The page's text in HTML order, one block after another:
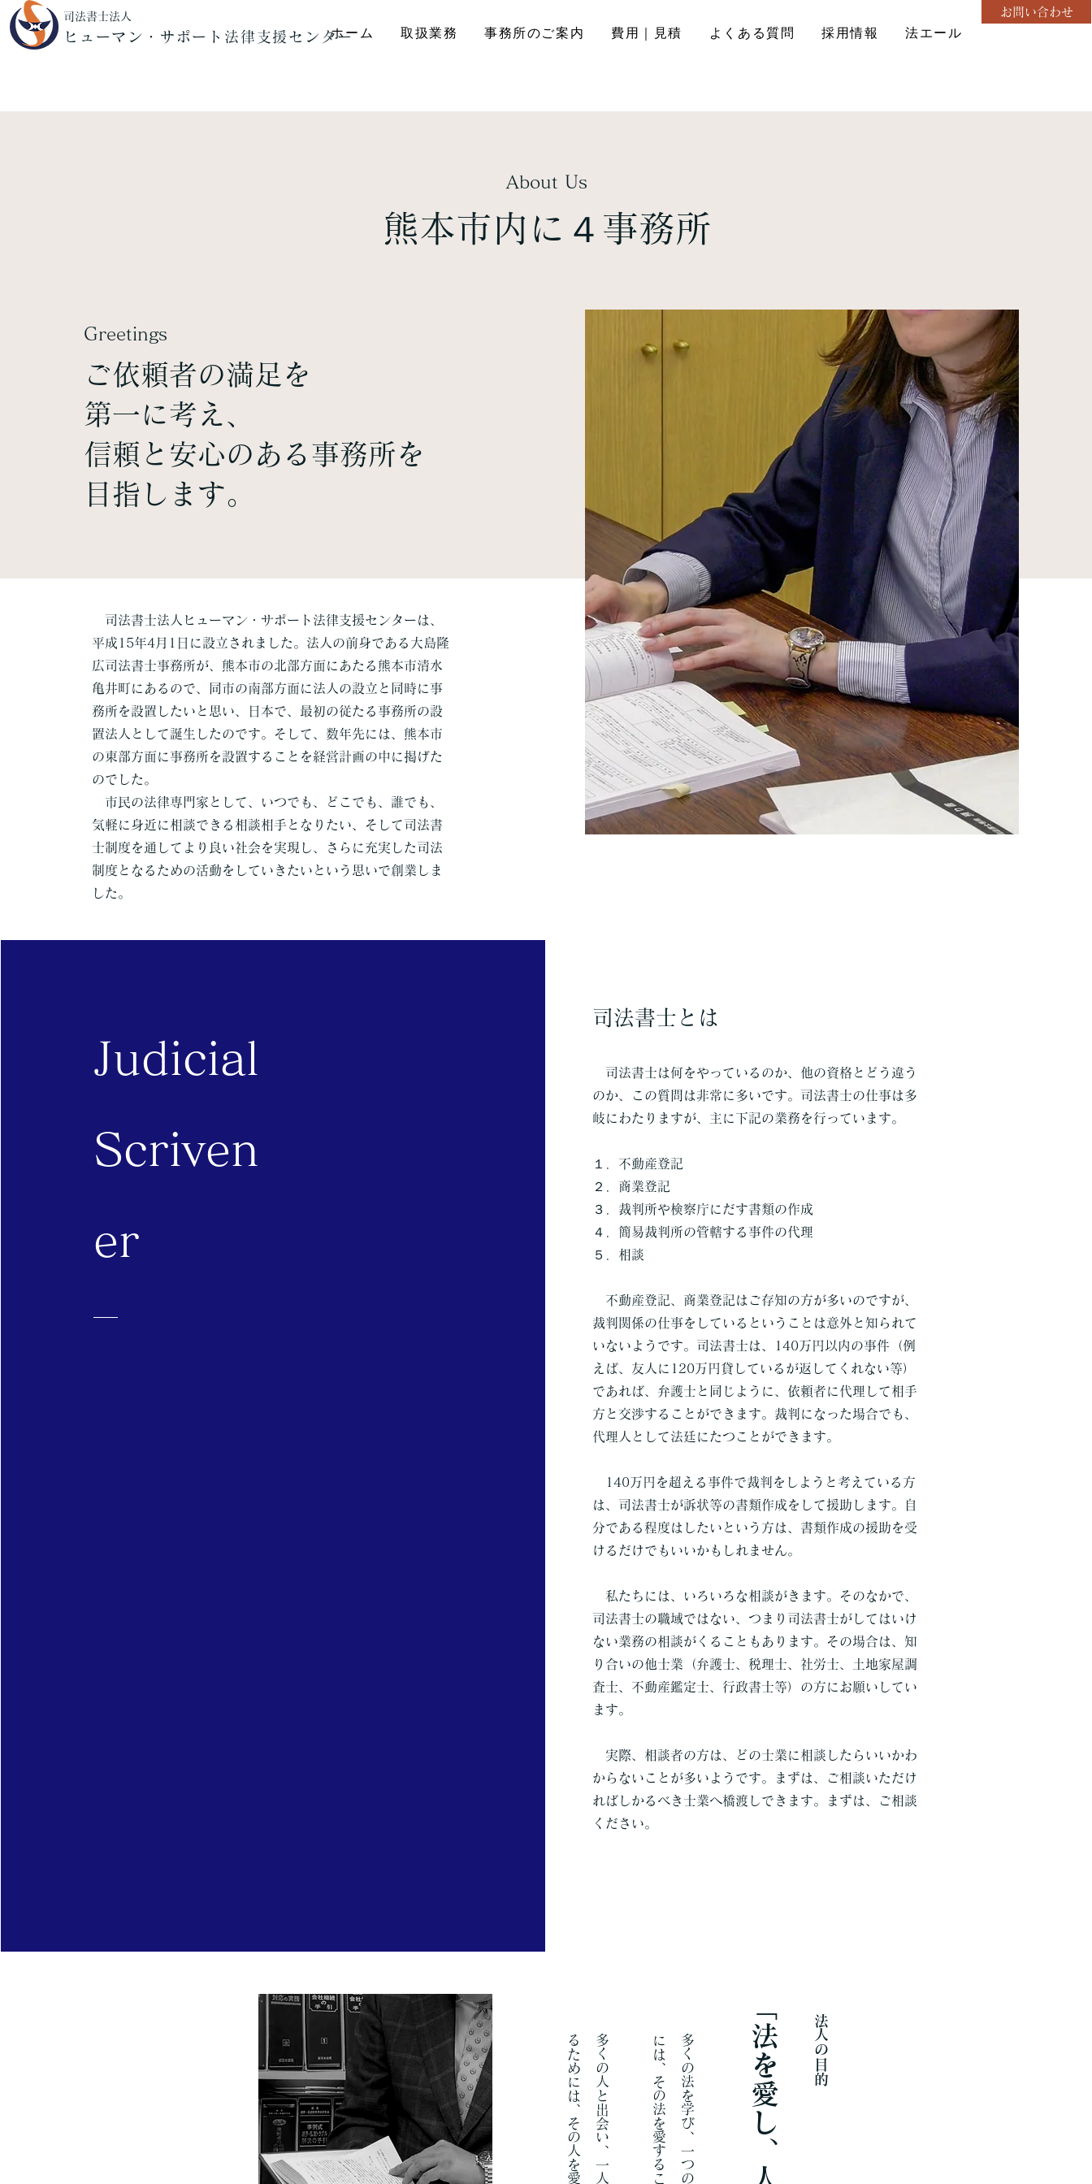
司法書士法人
ヒューマン・サポート法律支援センター
お問い合わせ
ホーム 取扱業務 事務所のご案内 費用｜見積 よくある質問 採用情報 法エール
About Us
熊本市内に４事務所
Greetings
ご依頼者の満足を
第一に考え、
信頼と安心のある事務所を
目指します。
司法書士法人ヒューマン・サポート法律支援センターは、
平成15年4月1日に設立されました。法人の前身である大島隆
広司法書士事務所が、熊本市の北部方面にあたる熊本市清水
亀井町にあるので、同市の南部方面に法人の設立と同時に事
務所を設置したいと思い、日本で、最初の従たる事務所の設
置法人として誕生したのです。そして、数年先には、熊本市
の東部方面に事務所を設置することを経営計画の中に掲げた
のでした。
市民の法律専門家として、いつでも、どこでも、誰でも、
気軽に身近に相談できる相談相手となりたい、そして司法書
士制度を通してより良い社会を実現し、さらに充実した司法
制度となるための活動をしていきたいという思いで創業しま
した。
Judicial
Scriven
er
司法書士とは
司法書士は何をやっているのか、他の資格とどう違う
のか、この質問は非常に多いです。司法書士の仕事は多
岐にわたりますが、主に下記の業務を行っています。
１．不動産登記
２．商業登記
３．裁判所や検察庁にだす書類の作成
４．簡易裁判所の管轄する事件の代理
５．相談
不動産登記、商業登記はご存知の方が多いのですが、
裁判関係の仕事をしているということは意外と知られて
いないようです。司法書士は、140万円以内の事件（例
えば、友人に120万円貸しているが返してくれない等）
であれば、弁護士と同じように、依頼者に代理して相手
方と交渉することができます。裁判になった場合でも、
代理人として法廷にたつことができます。
140万円を超える事件で裁判をしようと考えている方
は、司法書士が訴状等の書類作成をして援助します。自
分である程度はしたいという方は、書類作成の援助を受
けるだけでもいいかもしれません。
私たちには、いろいろな相談がきます。そのなかで、
司法書士の職域ではない、つまり司法書士がしてはいけ
ない業務の相談がくることもあります。その場合は、知
り合いの他士業（弁護士、税理士、社労士、土地家屋調
査士、不動産鑑定士、行政書士等）の方にお願いしてい
ます。
実際、相談者の方は、どの士業に相談したらいいかわ
からないことが多いようです。まずは、ご相談いただけ
ればしかるべき士業へ橋渡しできます。まずは、ご相談
ください。
法人の目的